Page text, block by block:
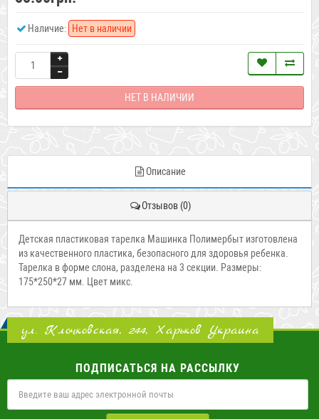
Наличие: Нет в наличии
НЕТ В НАЛИЧИИ
Описание
Отзывов (0)
Детская пластиковая тарелка Машинка Полимербыт изготовлена
из качественного пластика, безопасного для здоровья ребенка.
Тарелка в форме слона, разделена на 3 секции. Размеры:
175*250*27 мм. Цвет микс.
ул. Клочковская, 244, Харьков Украина
ПОДПИСАТЬСЯ НА РАССЫЛКУ